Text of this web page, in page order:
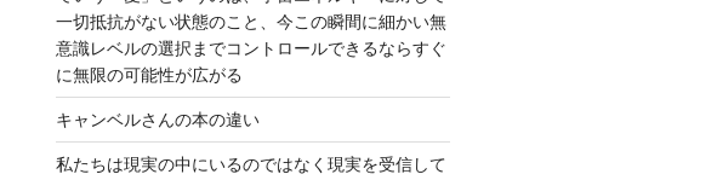
一切抵抗がない状態のこと、今この瞬間に細かい無
意識レベルの選択までコントロールできるならすぐ
に無限の可能性が広がる
キャンベルさんの本の違い
私たちは現実の中にいるのではなく現実を受信して